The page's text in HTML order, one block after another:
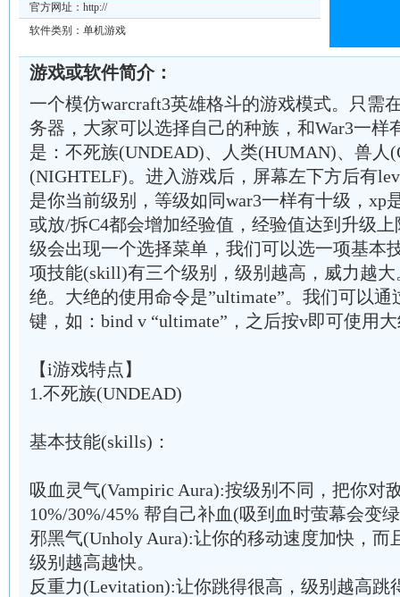
官方网址：http://
软件类别：单机游戏
游戏或软件简介：
一个模仿warcraft3英雄格斗的游戏模式。只需
务器，大家可以选择自己的种族，和War3一样
是：不死族(UNDEAD)、人类(HUMAN)、兽人
(NIGHTELF)。进入游戏后，屏幕左下方后有
是你当前级别，等级如同war3一样有十级，xp
或放/拆C4都会增加经验值，经验值达到升级
级会出现一个选择菜单，我们可以选一项基本
项技能(skill)有三个级别，级别越高，威力越
绝。大绝的使用命令是”ultimate”。我们可以
键，如：bind v “ultimate”，之后按v即可使用
【i游戏特点】
1.不死族(UNDEAD)
基本技能(skills)：
吸血灵气(Vampiric Aura):按级别不同，把你对
10%/30%/45% 帮自己补血(吸到血时萤幕会变
邪黑气(Unholy Aura):让你的移动速度加快，而
级别越高越快。
反重力(Levitation):让你跳得很高，级别越高跳